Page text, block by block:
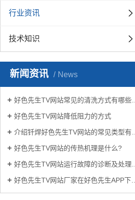
行业资讯
技术知识
新闻资讯 News
好色先生TV网站常见的清洗方式有哪些？
好色先生TV网站降低阻力的方式
介绍钎焊好色先生TV网站的常见类型有哪些
好色先生TV网站的传热机理是什么?
好色先生TV网站运行故障的诊断及处理方法
好色先生TV网站厂家在好色先生APP下载苹果手机安装生活中有哪些作用？